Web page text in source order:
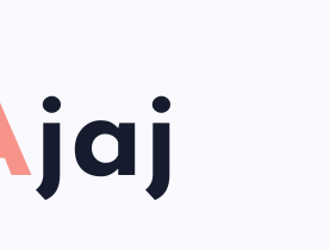
Ajaj